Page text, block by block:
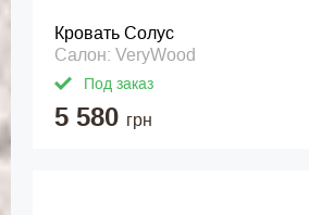
Кровать Солус
Салон: VeryWood
Под заказ
5 580 грн